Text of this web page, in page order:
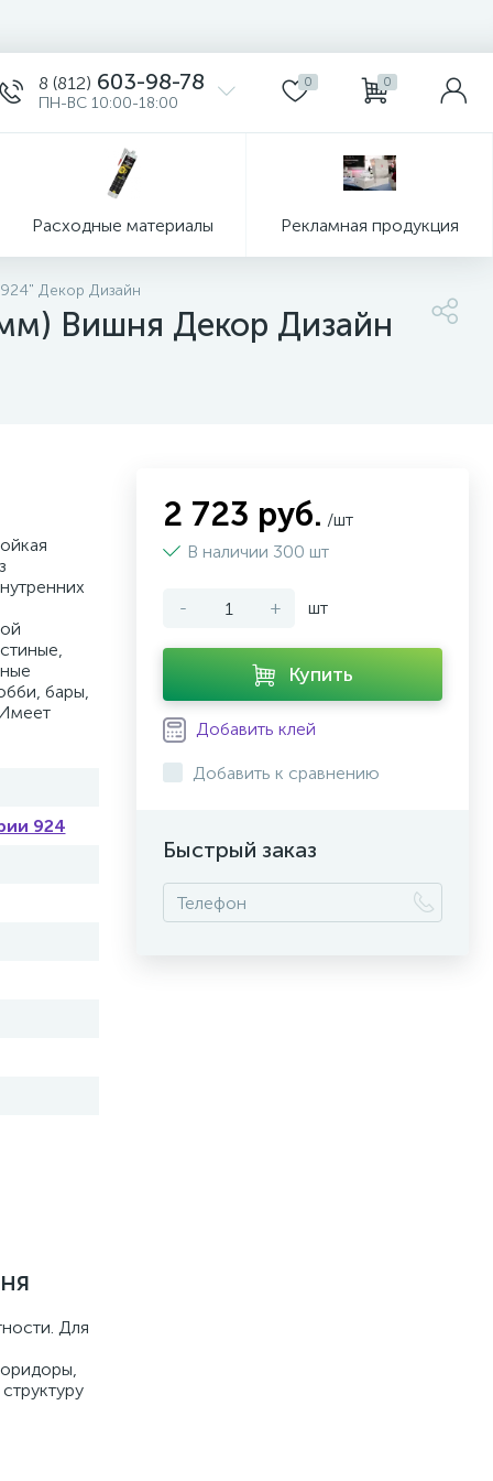
8 (812) 603-98-78
ПН-ВС 10:00-18:00
0 0
Расходные материалы Рекламная продукция
Декор Дизайн
Вишня Декор Дизайн
бары,
924
Для
2 723 руб. /шт
В наличии 300 шт
- + шт
Купить
Добавить клей
Добавить к сравнению
Быстрый заказ